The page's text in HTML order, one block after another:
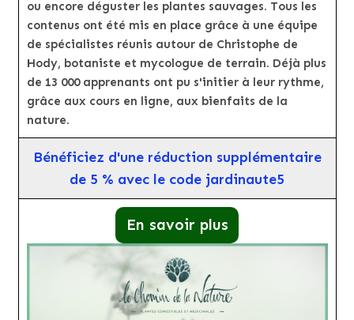
ou encore déguster les plantes sauvages. Tous les
contenus ont été mis en place grâce à une équipe
de spécialistes réunis autour de Christophe de
Hody, botaniste et mycologue de terrain. Déjà plus
de 13 000 apprenants ont pu s'initier à leur rythme,
grâce aux cours en ligne, aux bienfaits de la
nature.
Bénéficiez d'une réduction supplémentaire
de 5 % avec le code jardinaute5
En savoir plus